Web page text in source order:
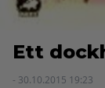
Ett
- 30.10.2015 19:23